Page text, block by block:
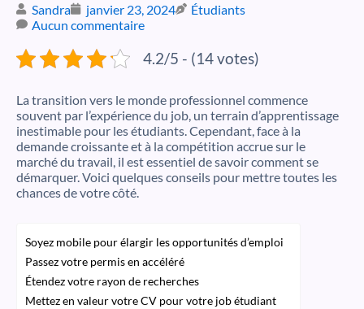
Sandra janvier 23, 2024
Étudiants
Aucun commentaire
4.2/5 - (14 votes)
La transition vers le monde professionnel commence
souvent par l’expérience du job, un terrain d’apprentissage
inestimable pour les étudiants. Cependant, face à la
demande croissante et à la compétition accrue sur le
marché du travail, il est essentiel de savoir comment se
démarquer. Voici quelques conseils pour mettre toutes les
chances de votre côté.
Soyez mobile pour élargir les opportunités d’emploi
Passez votre permis en accéléré
Étendez votre rayon de recherches
Mettez en valeur votre CV pour votre job étudiant